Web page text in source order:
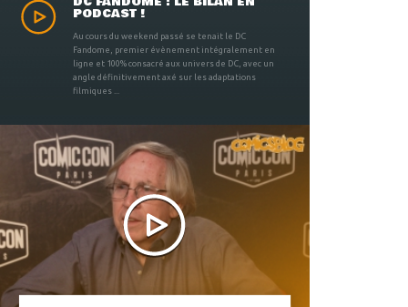
PODCAST !
Au cours du weekend passé se tenait le DC
Fandome, premier évènement intégralement en
ligne et 100% consacré aux univers de DC, avec un
angle définitivement axé sur les adaptations
filmiques ...